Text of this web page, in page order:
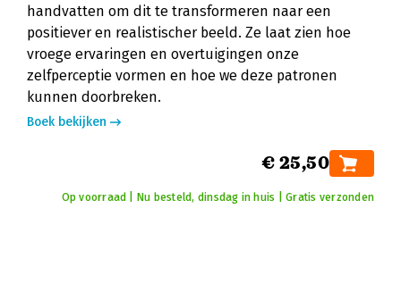
handvatten om dit te transformeren naar een
positiever en realistischer beeld. Ze laat zien hoe
vroege ervaringen en overtuigingen onze
zelfperceptie vormen en hoe we deze patronen
kunnen doorbreken.
Boek bekijken
€ 25,50
Op voorraad | Nu besteld, dinsdag in huis | Gratis verzonden